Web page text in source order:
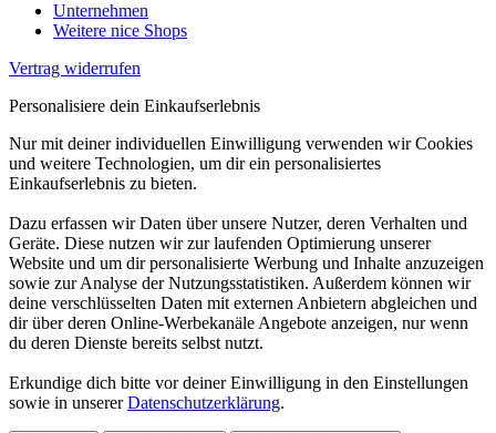
Unternehmen
Weitere nice Shops
Vertrag widerrufen
Personalisiere dein Einkaufserlebnis
Nur mit deiner individuellen Einwilligung verwenden wir Cookies
und weitere Technologien, um dir ein personalisiertes
Einkaufserlebnis zu bieten.
Dazu erfassen wir Daten über unsere Nutzer, deren Verhalten und
Geräte. Diese nutzen wir zur laufenden Optimierung unserer
Website und um dir personalisierte Werbung und Inhalte anzuzeigen
sowie zur Analyse der Nutzungsstatistiken. Außerdem können wir
deine verschlüsselten Daten mit externen Anbietern abgleichen und
dir über deren Online-Werbekanäle Angebote anzeigen, nur wenn
du deren Dienste bereits selbst nutzt.
Erkundige dich bitte vor deiner Einwilligung in den Einstellungen
sowie in unsererDatenschutzerklärung.